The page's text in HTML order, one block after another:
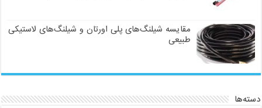
مقایسه شیلنگ‌های پلی اورتان و شیلنگ‌های لاستیکی
طبیعی
دسته‌ها